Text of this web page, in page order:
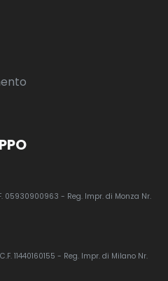
05930900963 - Reg. Impr. di Monza Nr.
11440160155 - Reg. Impr. di Milano Nr.